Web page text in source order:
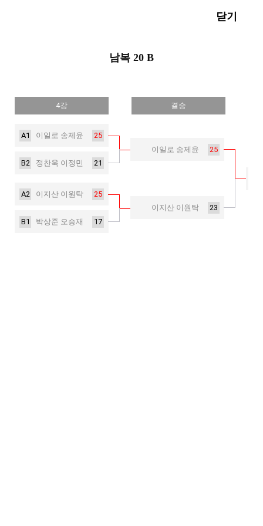
닫기
남복 20 B
4강 결승
A1 이일로 송제윤 25
B2 정찬욱 이정민 21
A2 이지산 이원탁 25
B1 박상준 오승재 17
이일로 송제윤 25
이지산 이원탁 23